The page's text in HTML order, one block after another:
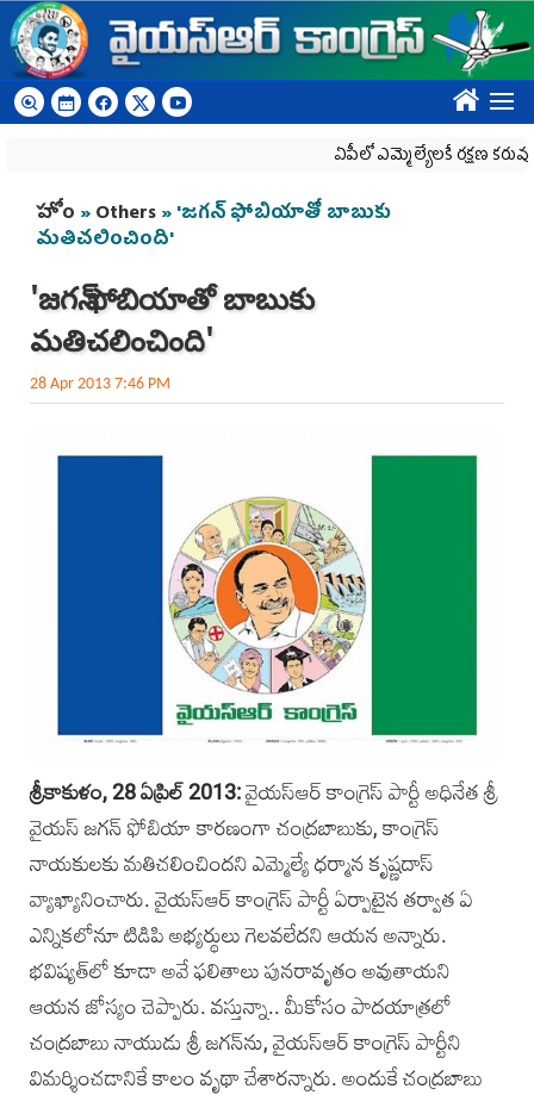
Skip to main content
????
ఏపీలో ఎమ్మెల్యేల‌కే ర‌క్ష‌ణ క‌రువు
You are here
హోం »Others» 'జగన్ ఫోబియాతో బాబుకు
మతిచలించింది'
'జగన్ ఫోబియాతో బాబుకు
మతిచలించింది'
28 Apr 2013 7:46 PM
శ్రీకాకుళం, 28 ఏప్రిల్‌ 2013:వైయస్‌ఆర్‌ కాంగ్రెస్‌ పార్టీ అధినేత శ్రీ
వైయస్‌ జగన్ ఫోబియా‌ కారణంగా చంద్రబాబుకు, కాంగ్రెస్‌
నాయకులకు మతిచలించిందని ఎమ్మెల్యే ధర్మాన కృష్ణదా‌స్
వ్యాఖ్యానించారు. వైయస్‌ఆర్‌ కాంగ్రెస్‌ పార్టీ ఏర్పాటైన తర్వాత ఏ
ఎన్నికలోనూ టిడిపి అభ్యర్థులు గెలవలేదని ఆయన అన్నారు.
భవిష్యత్‌లో కూడా అవే ఫలితాలు పునరావృతం అవుతాయని
ఆయన జోస్యం చెప్పారు. వస్తున్నా.. మీకోసం పాదయాత్రలో
చంద్రబాబు నాయుడు శ్రీ జగన్‌ను, వైయస్‌ఆర్‌ కాంగ్రెస్‌ పార్టీని
విమర్శించడానికే కాలం వృథా చేశారన్నారు. అందుకే చంద్రబాబు